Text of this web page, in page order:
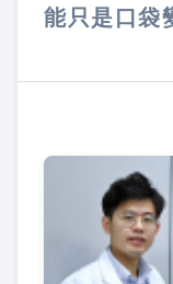
能只是口袋